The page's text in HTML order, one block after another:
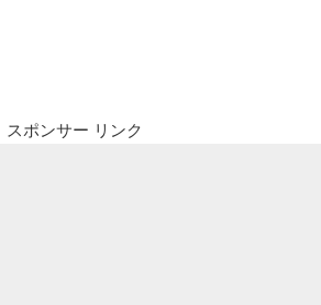
スポンサー リンク